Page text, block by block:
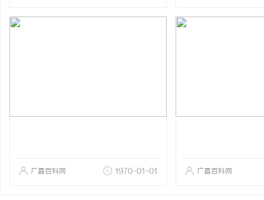
广昌百科网 1970-01-01 广昌百科网